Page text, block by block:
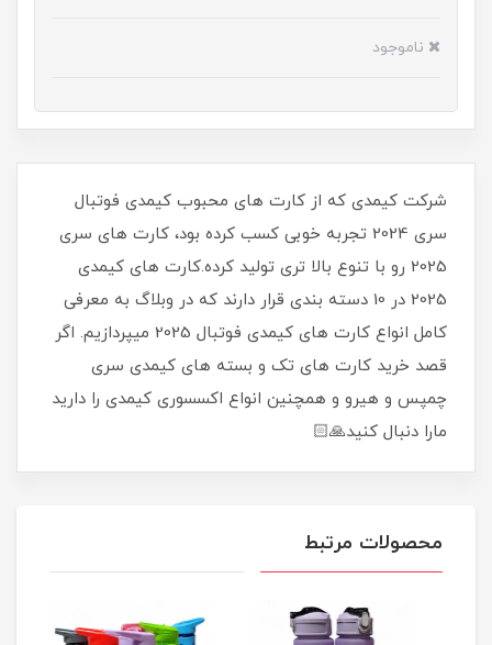
ناموجود
شرکت کیمدی که از کارت های محبوب کیمدی فوتبال
سری 2024 تجربه خوبی کسب کرده بود، کارت های سری
2025 رو با تنوع بالا تری تولید کرده.کارت های کیمدی
2025 در 10 دسته بندی قرار دارند که در وبلاگ به معرفی
کامل انواع کارت های کیمدی فوتبال 2025 میپردازیم. اگر
قصد خرید کارت های تک و بسته های کیمدی سری
چمپس و هیرو و همچنین انواع اکسسوری کیمدی را دارید
مارا دنبال کنید🙏🏻
محصولات مرتبط